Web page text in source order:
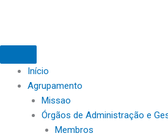
Início
Agrupamento
Missao
Órgãos de Administração e
Membros